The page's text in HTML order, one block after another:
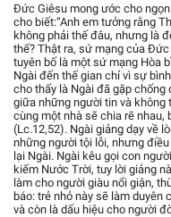
Đức Giêsu mong ước cho
cho biết:“Anh em tưởng rằng
không phải thế đâu, nhưng là
thế? Thật ra, sứ mạng của
tuyên bố là một sứ mạng Hòa
Ngài đến thế gian chỉ vì sự
cho thấy là Ngài đã gặp chống
giữa những người tin và không
cùng một nhà sẽ chia rẽ nhau,
(Lc.12,52). Ngài giảng dạy về
những người tội lỗi, nhưng
lại Ngài. Ngài kêu gọi con
kiếm Nước Trời, tuy lời giảng
làm cho người giàu nổi giận,
báo: trẻ nhỏ này sẽ làm duyên
và còn là dấu hiệu cho người